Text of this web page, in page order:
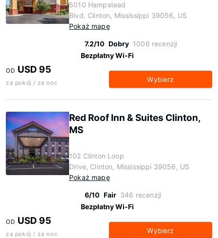
5010 Hampstead
Blvd, Clinton, Mississippi 39056, US
Pokaż mapę
7.2/10 Dobry 1006 recenzji
Bezpłatny Wi-Fi
OD USD 95
za pokój / za noc Wybierz
Red Roof Inn & Suites Clinton,
MS
102 Clinton Loop
Drive, Clinton, Mississippi 39056, US
Pokaż mapę
6/10 Fair 346 recenzji
Bezpłatny Wi-Fi
OD USD 95
za pokój / za noc Wybierz